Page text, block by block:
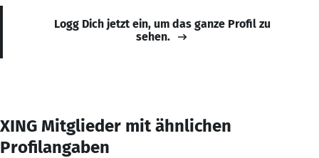
Logg Dich jetzt ein, um das ganze Profil zu
sehen.
XING Mitglieder mit ähnlichen
Profilangaben